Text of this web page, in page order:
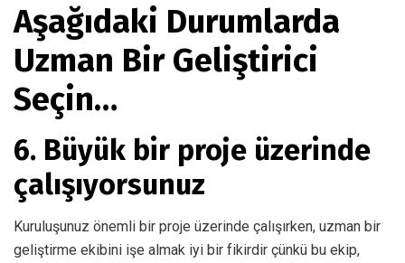
Aşağıdaki Durumlarda
Uzman Bir Geliştirici
Seçin…
6. Büyük bir proje üzerinde
çalışıyorsunuz
Kuruluşunuz önemli bir proje üzerinde çalışırken, uzman bir
geliştirme ekibini işe almak iyi bir fikirdir çünkü bu ekip,